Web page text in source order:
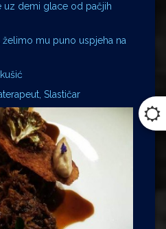
uz demi glace od pačjih
želimo mu puno uspjeha na
Slastičar